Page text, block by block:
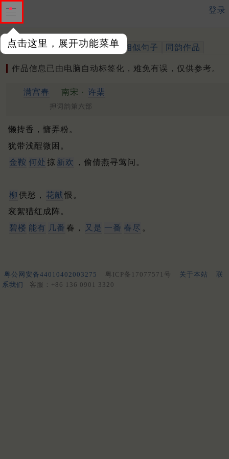
点击这里，展开功能菜单
登录
作品 标注四声 出处、引用 相似句子 同韵作品
作品信息已由电脑自动标签化，难免有误，仅供参考。
满宫春 南宋 · 许棐
押词韵第六部
懒抟香，慵弄粉。
犹带浅酲微困。
金鞍 何处 掠 新欢 ，偷倩燕寻莺问。
柳 供愁， 花献 恨。
衮絮猎红成阵。
碧楼 能有 几番 春， 又是 一番 春尽 。
粤公网安备44010402003275 粤ICP备17077571号 关于本站
联
系我们
客服：+86 136 0901 3320